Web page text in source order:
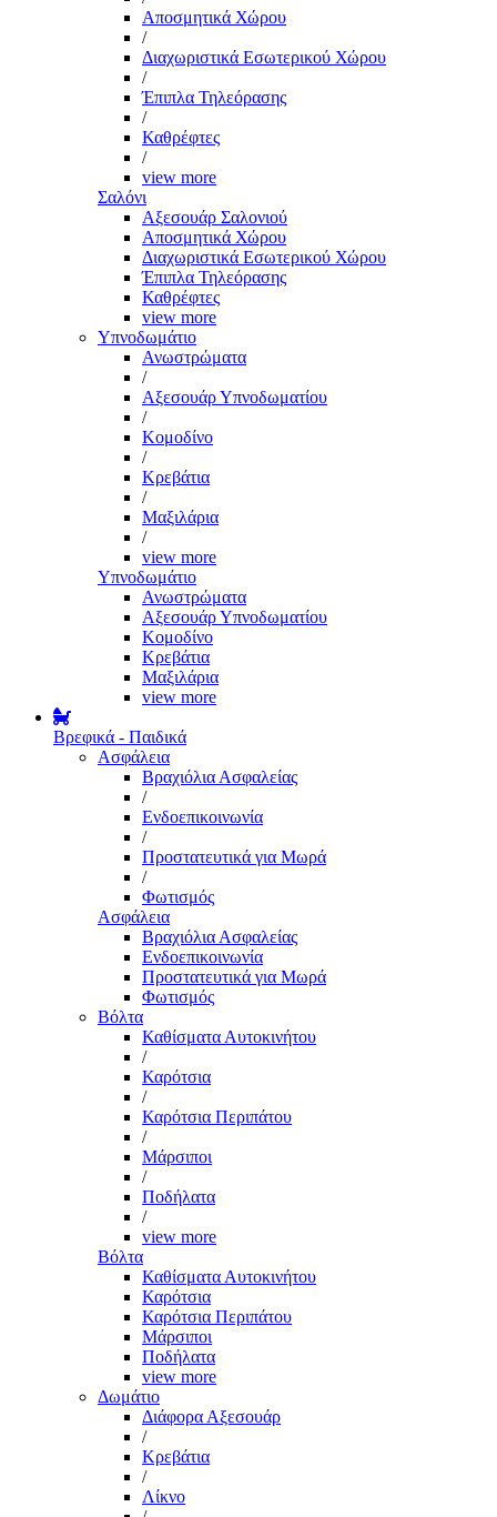
Αποσμητικά Χώρου
/
Διαχωριστικά Εσωτερικού Χώρου
/
Έπιπλα Τηλεόρασης
/
Καθρέφτες
/
view more
Σαλόνι
Αξεσουάρ Σαλονιού
Αποσμητικά Χώρου
Διαχωριστικά Εσωτερικού Χώρου
Έπιπλα Τηλεόρασης
Καθρέφτες
view more
Υπνοδωμάτιο
Ανωστρώματα
/
Αξεσουάρ Υπνοδωματίου
/
Κομοδίνο
/
Κρεβάτια
/
Μαξιλάρια
/
view more
Υπνοδωμάτιο
Ανωστρώματα
Αξεσουάρ Υπνοδωματίου
Κομοδίνο
Κρεβάτια
Μαξιλάρια
view more
Βρεφικά - Παιδικά
Ασφάλεια
Βραχιόλια Ασφαλείας
/
Ενδοεπικοινωνία
/
Προστατευτικά για Μωρά
/
Φωτισμός
Ασφάλεια
Βραχιόλια Ασφαλείας
Ενδοεπικοινωνία
Προστατευτικά για Μωρά
Φωτισμός
Βόλτα
Καθίσματα Αυτοκινήτου
/
Καρότσια
/
Καρότσια Περιπάτου
/
Μάρσιποι
/
Ποδήλατα
/
view more
Βόλτα
Καθίσματα Αυτοκινήτου
Καρότσια
Καρότσια Περιπάτου
Μάρσιποι
Ποδήλατα
view more
Δωμάτιο
Διάφορα Αξεσουάρ
/
Κρεβάτια
/
Λίκνο